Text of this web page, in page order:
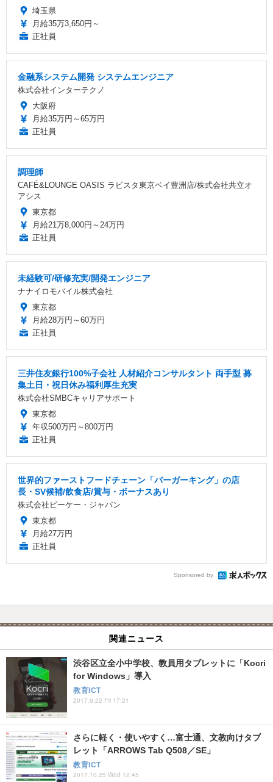
埼玉県
月給35万3,650円～
正社員
金融系システム開発 システムエンジニア
株式会社インターテクノ
大阪府
月給35万円～65万円
正社員
調理師
CAFÉ&LOUNGE OASIS ラビスタ東京ベイ豊洲店/株式会社共立オ
アシス
東京都
月給21万8,000円～24万円
正社員
未経験可/研修充実/開発エンジニア
ナナイロモバイル株式会社
東京都
月給28万円～60万円
正社員
三井住友銀行100%子会社 人材紹介コンサルタント 両手型 募
集土日・祝日休み福利厚生充実
株式会社SMBCキャリアサポート
東京都
年収500万円～800万円
正社員
世界的ファーストフードチェーン「バーガーキング」の店
長・SV候補/飲食店/賞与・ボーナスあり
株式会社ビーケー・ジャパン
東京都
月給27万円
正社員
Sponsored by
関連ニュース
渋谷区立全小中学校、教員用タブレットに「Kocri
for Windows」導入
教育ICT
2017.9.22 Fri 17:21
さらに軽く・使いやすく…富士通、文教向けタブ
レット「ARROWS Tab Q508／SE」
教育ICT
2017.10.25 Wed 12:45